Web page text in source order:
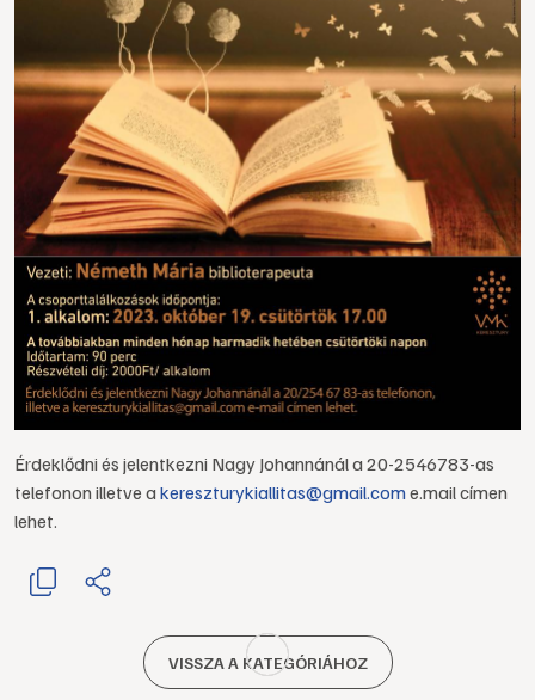
Érdeklődni és jelentkezni Nagy Johannánál a 20-2546783-as
telefonon illetve akereszturykiallitas@gmail.come.mail címen
lehet.
VISSZA A KATEGÓRIÁHOZ